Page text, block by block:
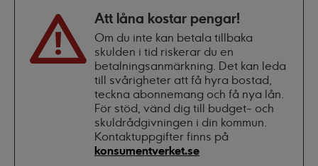
Att låna kostar pengar!
Om du inte kan betala tillbaka
skulden i tid riskerar du en
betalningsanmärkning. Det kan leda
till svårigheter att få hyra bostad,
teckna abonnemang och få nya lån.
För stöd, vänd dig till budget- och
skuldrådgivningen i din kommun.
Kontaktuppgifter finns på
konsumentverket.se